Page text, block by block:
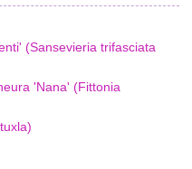
(Sansevieria trifasciata
'Nana' (Fittonia